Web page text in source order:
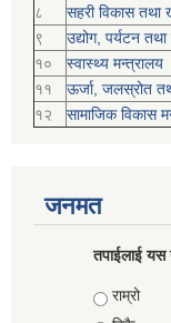
८
सहरी विकास तथा
९
उद्योग, पर्यटन
१०
स्वास्थ्य मन्त्रालय
११
ऊर्जा, जलस्रोत
१२
सामाजिक विकास
जनमत
तपाईलाई यस
Choices
राम्रो